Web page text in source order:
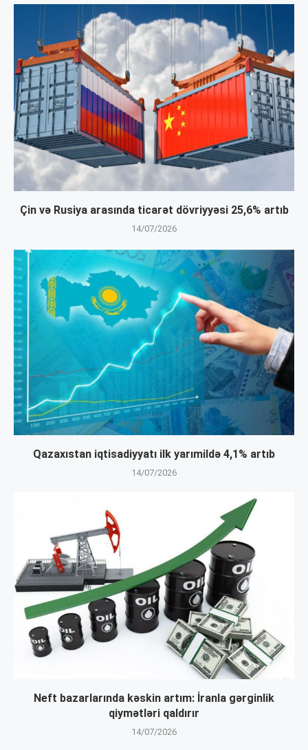
Çin və Rusiya arasında ticarət dövriyyəsi 25,6% artıb
14/07/2026
Qazaxıstan iqtisadiyyatı ilk yarımildə 4,1% artıb
14/07/2026
Neft bazarlarında kəskin artım: İranla gərginlik
qiymətləri qaldırır
14/07/2026